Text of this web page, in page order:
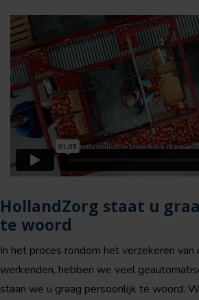
HollandZorg staat u
te woord
In het proces rondom het verzekeren van
werkenden, hebben we veel
staan we u graag persoonlijk te woord.